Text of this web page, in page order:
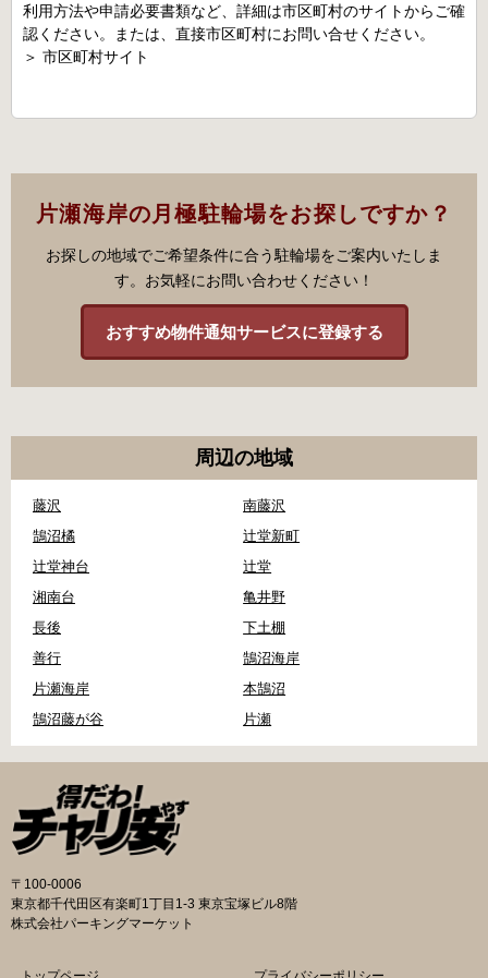
利用方法や申請必要書類など、詳細は市区町村のサイトからご確
認ください。または、直接市区町村にお問い合せください。
＞ 市区町村サイト
片瀬海岸の月極駐輪場をお探しですか？
お探しの地域でご希望条件に合う駐輪場をご案内いたしま
す。お気軽にお問い合わせください！
おすすめ物件通知サービスに登録する
周辺の地域
藤沢
南藤沢
鵠沼橘
辻堂新町
辻堂神台
辻堂
湘南台
亀井野
長後
下土棚
善行
鵠沼海岸
片瀬海岸
本鵠沼
鵠沼藤が谷
片瀬
〒100-0006
東京都千代田区有楽町1丁目1-3 東京宝塚ビル8階
株式会社パーキングマーケット